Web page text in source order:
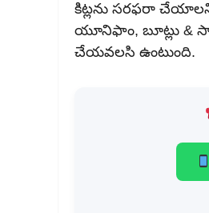
కిట్లను సరఫరా
యూనిఫాం, బూట్లు &
చేయవలసి ఉంటుంది.